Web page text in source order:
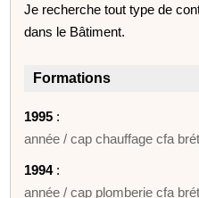
Je recherche tout type de
dans le Bâtiment.
Formations
1995 :
année / cap chauffage cfa
1994:
année / cap plomberie cfa